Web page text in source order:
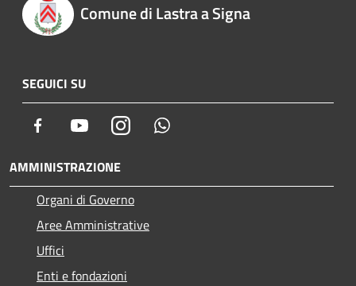
Comune di Lastra a Signa
SEGUICI SU
Facebook YoutubeInstagram
AMMINISTRAZIONE
Organi di Governo
Aree Amministrative
Uffici
Enti e fondazioni